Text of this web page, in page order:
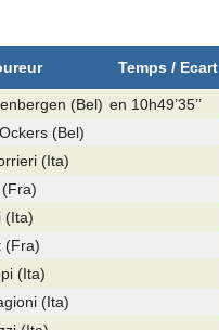
Temps / Ecart
(Bel) en 10h49’35’’
(Bel)
(Ita)
(Ita)
(Fra)
(Ita)
(Ita)